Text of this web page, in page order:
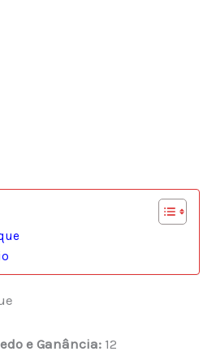
e Ganância: 12